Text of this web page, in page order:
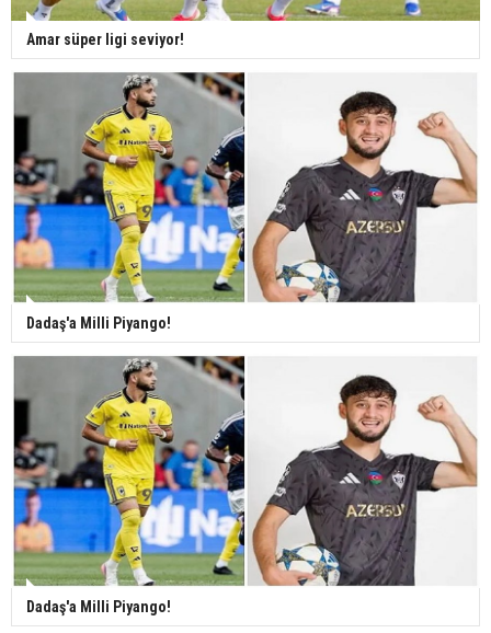
Amar süper ligi seviyor!
Dadaş'a Milli Piyango!
Dadaş'a Milli Piyango!